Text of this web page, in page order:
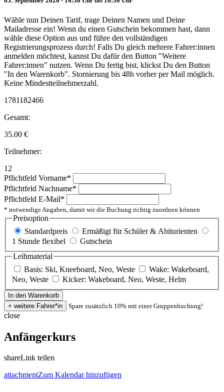
Wähle nun Deinen Tarif, trage Deinen Namen und Deine
Mailadresse ein! Wenn du einen Gutschein bekommen hast, dann
wähle diese Option aus und führe den vollständigen
Registrierungsprozess durch! Falls Du gleich mehrere Fahrer:innen
anmelden möchtest, kannst Du dafür den Button "Weitere
Fahrer:innen" nutzen. Wenn Du fertig bist, klickst Du den Button
"In den Warenkorb". Stornierung bis 48h vorher per Mail möglich.
Keine Mindestteilnehmerzahl.
1781182466
Gesamt:
35.00 €
Teilnehmer:
12
Pflichtfeld Vorname*
Pflichtfeld Nachname*
Pflichtfeld E-Mail*
* notwendige Angaben, damit wir die Buchung richtig zuordnen können
Preisoption
Standardpreis
Ermäßigt für Schüler & Abiturienten
1 Stunde flexibel
Gutschein
Leihmaterial
Basis: Ski, Kneeboard, Neo, Weste
Wake: Wakeboard,
Neo, Weste
Kicker: Wakeboard, Neo, Weste, Helm
Spare zusätzlich 10% mit einer Gruppenbuchung!
close
Anfängerkurs
shareLink teilen
attachmentZum Kalendar hinzufügen